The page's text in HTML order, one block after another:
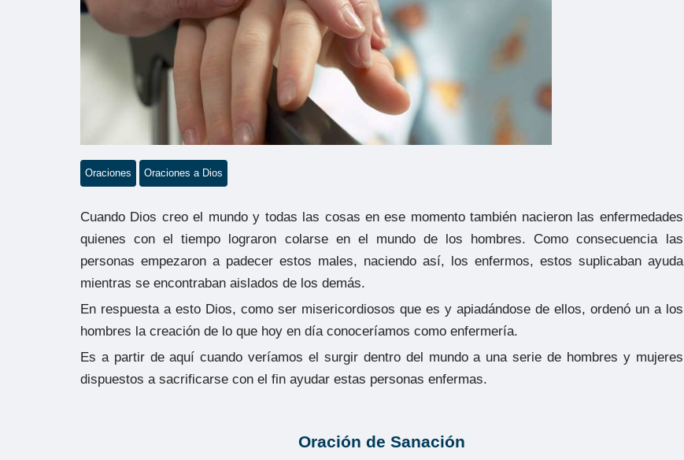
Oraciones Oraciones a Dios
Cuando Dios creo el mundo y todas las cosas en ese momento también nacieron las enfermedades
quienes con el tiempo lograron colarse en el mundo de los hombres. Como consecuencia las
personas empezaron a padecer estos males, naciendo así, los enfermos, estos suplicaban ayuda
mientras se encontraban aislados de los demás.
En respuesta a esto Dios, como ser misericordiosos que es y apiadándose de ellos, ordenó un a los
hombres la creación de lo que hoy en día conoceríamos como enfermería.
Es a partir de aquí cuando veríamos el surgir dentro del mundo a una serie de hombres y mujeres
dispuestos a sacrificarse con el fin ayudar estas personas enfermas.
Oración de Sanación